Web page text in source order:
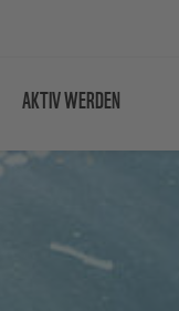
AKTIV WERDEN